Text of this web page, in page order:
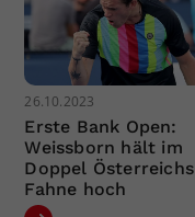
26.10.2023
Erste Bank Open:
Weissborn hält im
Doppel Österreichs
Fahne hoch